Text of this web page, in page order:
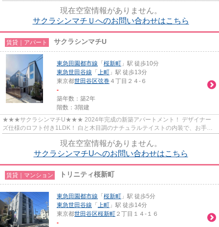
現在空室情報がありません。
サクラシンマチＵへのお問い合わせはこちら
賃貸｜アパート サクラシンマチU
東急田園都市線 「 桜新町 」駅 徒歩10分
東急世田谷線 「 上町 」駅 徒歩13分
東京都世田谷区弦巻 ４丁目２４-６
-
築年数：築2年
階数：3階建
★★★サクラシンマチU★★★ 2024年完成の新築アパートメント！ デザイナー
ズ仕様のロフト付き1LDK！ 白と木目調のナチュラルテイストの内装で、お手持
現在空室情報がありません。
サクラシンマチUへのお問い合わせはこちら
賃貸｜マンション トリニティ桜新町
東急田園都市線 「 桜新町 」駅 徒歩5分
東急世田谷線 「 上町 」駅 徒歩14分
東京都世田谷区桜新町 ２丁目１４-１６
-